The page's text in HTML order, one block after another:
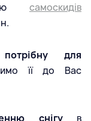
самоскидів
для
її до Вас
снігув